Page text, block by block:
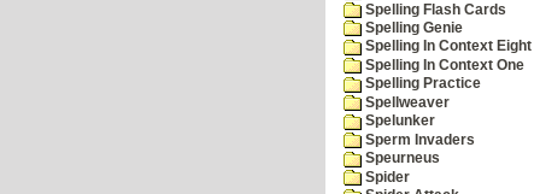
Spelling Flash Cards
Spelling Genie
Spelling In Context Eight
Spelling In Context One
Spelling Practice
Spellweaver
Spelunker
Sperm Invaders
Speurneus
Spider